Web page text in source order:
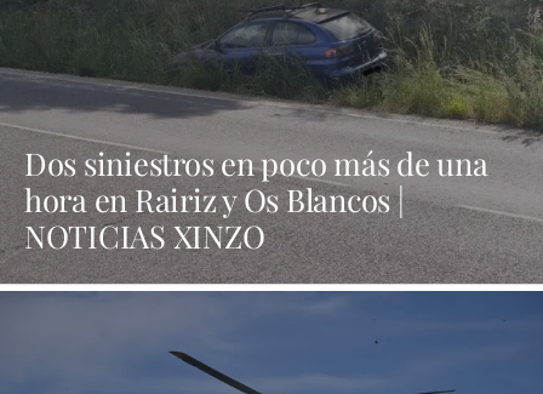
Dos siniestros en poco más de una
hora en Rairiz y Os Blancos |
NOTICIAS XINZO